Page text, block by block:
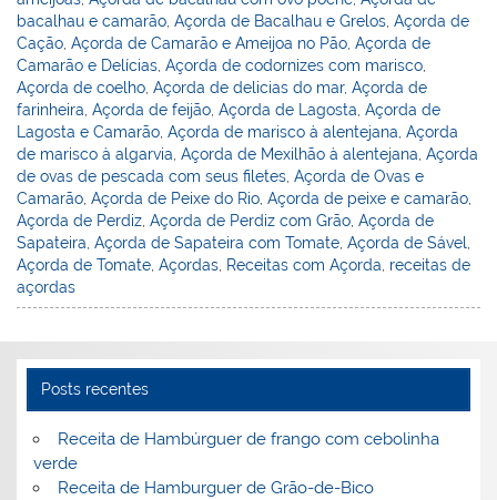
n o
o
k
M
ai
l
bacalhau e camarão,Açorda de Bacalhau e Grelos,Açorda de
Cação,Açorda de Camarão e Ameijoa no Pão,Açorda de
Camarão e Delícias,Açorda de codornizes com marisco,
Açorda de coelho,Açorda de delicias do mar,Açorda de
farinheira,Açorda de feijão,Açorda de Lagosta,Açorda de
Lagosta e Camarão,Açorda de marisco à alentejana,Açorda
de marisco à algarvia,Açorda de Mexilhão à alentejana,Açorda
de ovas de pescada com seus filetes,Açorda de Ovas e
Camarão,Açorda de Peixe do Rio,Açorda de peixe e camarão,
Açorda de Perdiz,Açorda de Perdiz com Grão,Açorda de
Sapateira,Açorda de Sapateira com Tomate,Açorda de Sável,
Açorda de Tomate,Açordas, Receitas com Açorda, receitas de
açordas
Posts recentes
Receita de Hambúrguer de frango com cebolinha
verde
Receita de Hamburguer de Grão-de-Bico